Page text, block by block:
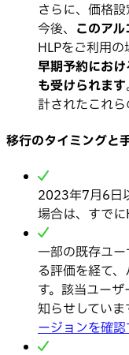
さらに、価格
今後、 このア
HLPをご利用
早期予約にお
も受けられます
計されたこれら
移行のタイミングと
2023年7月6日
場合は、すでに
一部の既存ユ
る評価を経て
す。該当ユー
知らせしていま
ージョンを確